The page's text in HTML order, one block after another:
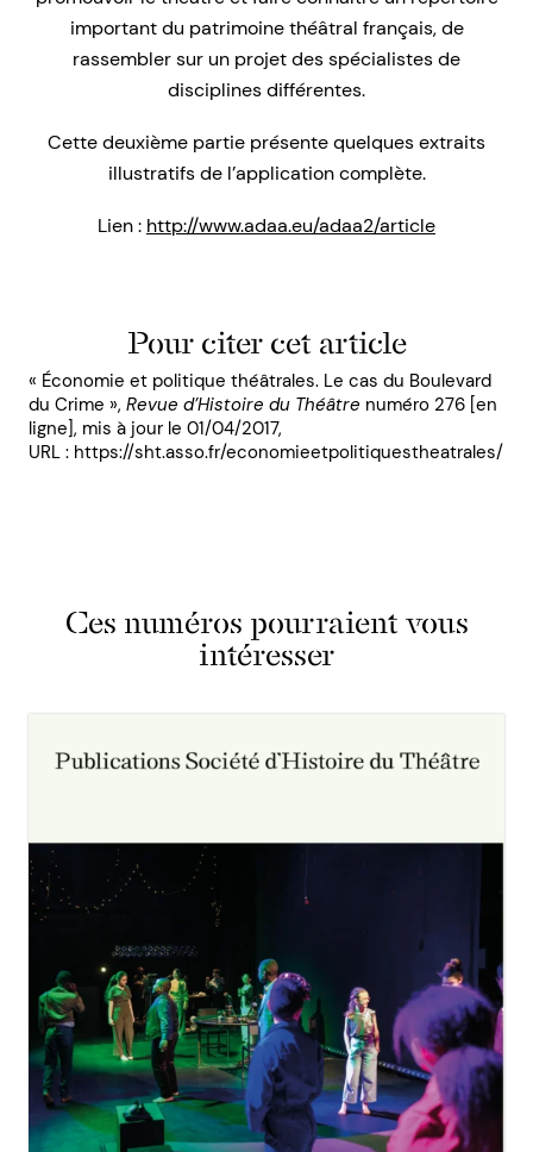
important du patrimoine théâtral français, de
rassembler sur un projet des spécialistes de
disciplines différentes.
Cette deuxième partie présente quelques extraits
illustratifs de l’application complète.
Lien : http://www.adaa.eu/adaa2/article
Pour citer cet article
« Économie et politique théâtrales. Le cas du Boulevard
du Crime », Revue d’Histoire du Théâtre numéro 276 [en
ligne], mis à jour le 01/04/2017,
URL : https://sht.asso.fr/economieetpolitiquestheatrales/
Ces numéros pourraient vous
intéresser